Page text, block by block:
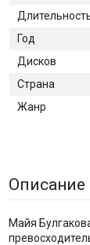
Год
Дисков
Страна
Жанр
Описание
Майя